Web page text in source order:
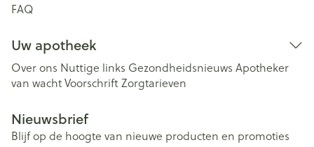
FAQ
Uw apotheek
Over ons Nuttige links Gezondheidsnieuws Apotheker
van wachtVoorschriftZorgtarieven
Nieuwsbrief
Blijf op de hoogte van nieuwe producten en promoties